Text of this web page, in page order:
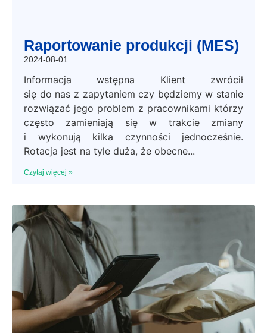
Raportowanie produkcji (MES)
2024-08-01
Informacja wstępna Klient zwrócił
się do nas z zapytaniem czy będziemy w stanie
rozwiązać jego problem z pracownikami którzy
często zamieniają się w trakcie zmiany
i wykonują kilka czynności jednocześnie.
Rotacja jest na tyle duża, że obecne
Czytaj więcej »